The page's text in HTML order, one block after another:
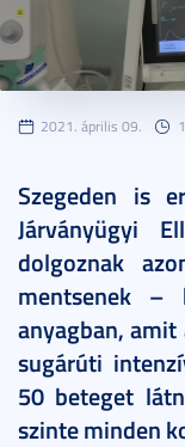
2021. április 09.
Szegeden is
Járványügyi
dolgoznak
mentsenek –
anyagban,
sugárúti
50 beteget
szinte minden